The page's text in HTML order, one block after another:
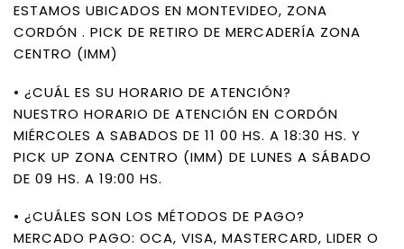
ESTAMOS UBICADOS EN MONTEVIDEO, ZONA
CORDÓN . PICK DE RETIRO DE MERCADERÍA ZONA
CENTRO (IMM)
• ¿CUÁL ES SU HORARIO DE ATENCIÓN?
NUESTRO HORARIO DE ATENCIÓN EN CORDÓN
MIÉRCOLES A SABADOS DE 11 00 HS. A 18:30 HS. Y
PICK UP ZONA CENTRO (IMM) DE LUNES A SÁBADO
DE 09 HS. A 19:00 HS.
• ¿CUÁLES SON LOS MÉTODOS DE PAGO?
MERCADO PAGO: OCA, VISA, MASTERCARD, LIDER O